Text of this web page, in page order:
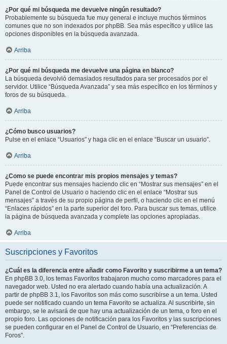
¿Por qué mi búsqueda me devuelve ningún resultado?
Probablemente su búsqueda fue muy general e incluye muchos términos
comunes que no son indexados por phpBB. Sea más específico y utilice las
opciones disponibles en la búsqueda avanzada.
Arriba
¿Por qué mi búsqueda me devuelve una página en blanco?
La búsqueda devolvió demasiados resultados para ser procesados por el
servidor. Utilice “Búsqueda Avanzada” y sea más específico en los términos y
foros de su búsqueda.
Arriba
¿Cómo busco usuarios?
Pulse en el enlace “Usuarios” y haga clic en el enlace “Buscar un usuario”.
Arriba
¿Como se puede encontrar mis propios mensajes y temas?
Puede encontrar sus mensajes haciendo clic en “Mostrar sus mensajes” en el
Panel de Control de Usuario o haciendo clic en el enlace “Mostrar sus
mensajes” a través de su propio página de perfil, o haciendo clic en el menú
“Enlaces rápidos” en la parte superior del foro. Para buscar sus temas, utilice
la página de búsqueda avanzada y complete las opciones apropiadas.
Arriba
Suscripciones y Favoritos
¿Cuál es la diferencia entre añadir como Favorito y suscribirme a un tema?
En phpBB 3.0, los temas Favoritos trabajaron mucho como marcadores para el
navegador web. Usted no era alertado cuando había una actualización. A
partir de phpBB 3.1, los Favoritos son más como suscribirse a un tema. Usted
puede ser notificado cuando un tema Favorito se actualiza. Al suscribirte, sin
embargo, se le avisará de que hay una actualización de un tema, o foro en el
propio foro. Las opciones de notificación para los Favoritos y las suscripciones
se pueden configurar en el Panel de Control de Usuario, en “Preferencias de
Foros”.